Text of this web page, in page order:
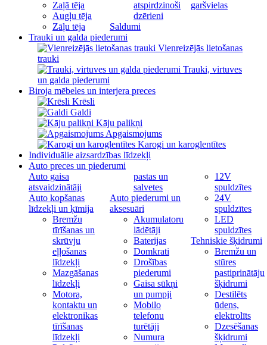
Zaļā tēja
Augļu tēja
Zāļu tēja
atspirdzinoši
dzērieni
Saldumi
garšvielas
Trauki un galda piederumi
Vienreizējās lietošanas
trauki
Trauki, virtuves
un galda piederumi
Biroja mēbeles un interjera preces
Krēsli
Galdi
Kāju palikņi
Apgaismojums
Karogi un karoglentītes
Individuālie aizsardzības līdzekļi
Auto preces un piederumi
Auto gaisa
atsvaidzinātāji
Auto kopšanas
līdzekļi un ķīmija
Bremžu
tīrīšanas un
skrūvju
eļļošanas
līdzekļi
Mazgāšanas
līdzekļi
Motora,
kontaktu un
elektronikas
tīrīšanas
līdzekļi
pastas un
salvetes
Auto piederumi un
aksesuāri
Akumulatoru
lādētāji
Baterijas
Domkrati
Drošības
piederumi
Gaisa sūkņi
un pumpji
Mobilo
telefonu
turētāji
Numura
12V
spuldzītes
24V
spuldzītes
LED
spuldzītes
Tehniskie šķidrumi
Bremžu un
stūres
pastiprinātāju
šķidrumi
Destilēts
ūdens,
elektrolīts
Dzesēšanas
šķidrumi